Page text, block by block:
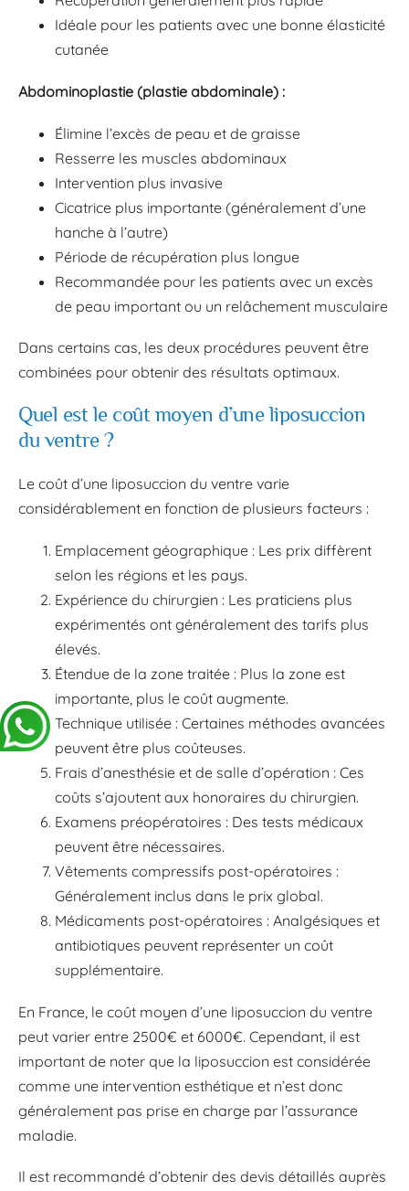
Idéale pour les patients avec une bonne élasticité
cutanée
Abdominoplastie (plastie abdominale) :
Élimine l’excès de peau et de graisse
Resserre les muscles abdominaux
Intervention plus invasive
Cicatrice plus importante (généralement d’une
hanche à l’autre)
Période de récupération plus longue
Recommandée pour les patients avec un excès
de peau important ou un relâchement musculaire
Dans certains cas, les deux procédures peuvent être
combinées pour obtenir des résultats optimaux.
Quel est le coût moyen d’une liposuccion
du ventre ?
Le coût d’une liposuccion du ventre varie
considérablement en fonction de plusieurs facteurs :
Emplacement géographique : Les prix diffèrent
selon les régions et les pays.
Expérience du chirurgien : Les praticiens plus
expérimentés ont généralement des tarifs plus
élevés.
Étendue de la zone traitée : Plus la zone est
importante, plus le coût augmente.
Technique utilisée : Certaines méthodes avancées
peuvent être plus coûteuses.
Frais d’anesthésie et de salle d’opération : Ces
coûts s’ajoutent aux honoraires du chirurgien.
Examens préopératoires : Des tests médicaux
peuvent être nécessaires.
Vêtements compressifs post-opératoires :
Généralement inclus dans le prix global.
Médicaments post-opératoires : Analgésiques et
antibiotiques peuvent représenter un coût
supplémentaire.
En France, le coût moyen d’une liposuccion du ventre
peut varier entre 2500€ et 6000€. Cependant, il est
important de noter que la liposuccion est considérée
comme une intervention esthétique et n’est donc
généralement pas prise en charge par l’assurance
maladie.
Il est recommandé d’obtenir des devis détaillés auprès